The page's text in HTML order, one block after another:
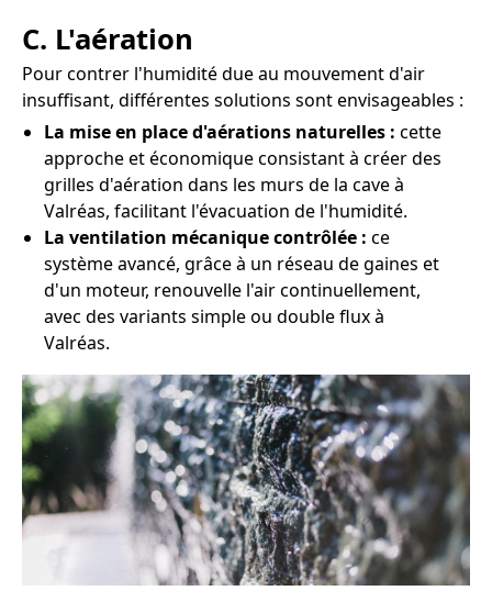
C. L'aération
Pour contrer l'humidité due au mouvement d'air
insuffisant, différentes solutions sont envisageables :
La mise en place d'aérations naturelles : cette
approche et économique consistant à créer des
grilles d'aération dans les murs de la cave à
Valréas, facilitant l'évacuation de l'humidité.
La ventilation mécanique contrôlée : ce
système avancé, grâce à un réseau de gaines et
d'un moteur, renouvelle l'air continuellement,
avec des variants simple ou double flux à
Valréas.